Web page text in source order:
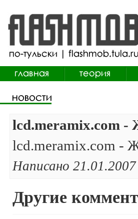
lcd.meramix.com -
lcd.meramix.com -
Написано 21.01.2007
Другие